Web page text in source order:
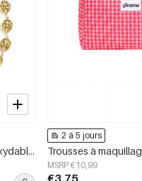
Colliers à chaîne en acier inoxydable, forme géométrique, collection simple pour le quotidien, bijoux pour femmes
2 à 5 jours
MSRP €10,99
€3,75